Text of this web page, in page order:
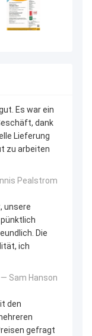
Es war ein
dank
Lieferung
zu arbeiten
Pealstrom
unsere
Die
ich
Sam Hanson
den
gefragt